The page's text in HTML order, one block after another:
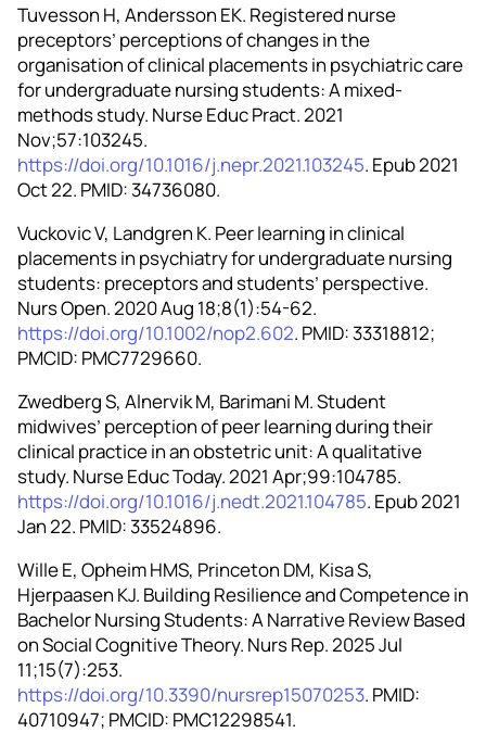
Tuvesson H, Andersson EK. Registered nurse
preceptors’ perceptions of changes in the
organisation of clinical placements in psychiatric care
for undergraduate nursing students: A mixed-
methods study. Nurse Educ Pract. 2021
Nov;57:103245.
https://doi.org/10.1016/j.nepr.2021.103245. Epub 2021
Oct 22. PMID: 34736080.
Vuckovic V, Landgren K. Peer learning in clinical
placements in psychiatry for undergraduate nursing
students: preceptors and students’ perspective.
Nurs Open. 2020 Aug 18;8(1):54-62.
https://doi.org/10.1002/nop2.602. PMID: 33318812;
PMCID: PMC7729660.
Zwedberg S, Alnervik M, Barimani M. Student
midwives’ perception of peer learning during their
clinical practice in an obstetric unit: A qualitative
study. Nurse Educ Today. 2021 Apr;99:104785.
https://doi.org/10.1016/j.nedt.2021.104785. Epub 2021
Jan 22. PMID: 33524896.
Wille E, Opheim HMS, Princeton DM, Kisa S,
Hjerpaasen KJ. Building Resilience and Competence in
Bachelor Nursing Students: A Narrative Review Based
on Social Cognitive Theory. Nurs Rep. 2025 Jul
11;15(7):253.
https://doi.org/10.3390/nursrep15070253. PMID:
40710947; PMCID: PMC12298541.